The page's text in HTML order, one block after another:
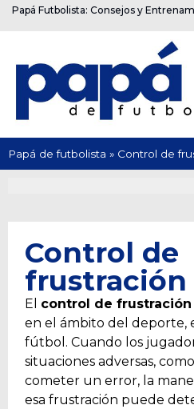
Papá Futbolista: Consejos y
Papá de futbolista » Control de
Control de
frustración
El control de frustración
en el ámbito del deporte,
fútbol. Cuando los
situaciones adversas,
cometer un error, la
esa frustración puede